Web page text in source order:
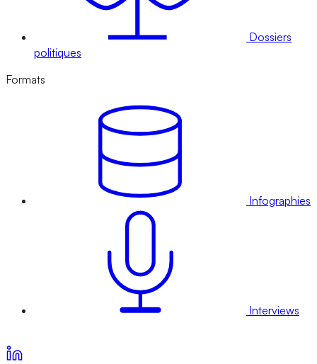
Dossiers
politiques
Formats
Infographies
Interviews